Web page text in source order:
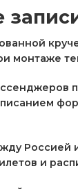
монтаже
Россией
и